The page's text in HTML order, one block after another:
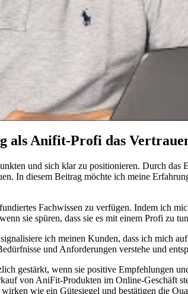
als Anifit-Profi das
und sich klar zu positionieren. Durch das​
In diesem Beitrag‌ möchte ich meine
Fachwissen zu ​verfügen. Indem ich
sie spüren, dass sie es mit einem Profi zu
ich ‍meinen Kunden, dass ich mich
und Anforderungen verstehe und
gestärkt, wenn sie positive‍ Empfehlungen
von AniFit-Produkten im Online-Geschäft
wie‌ ein ​Gütesiegel ⁤und ⁢bestätigen die